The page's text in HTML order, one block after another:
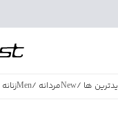
ها /
Newمردانه /
Menزنانه